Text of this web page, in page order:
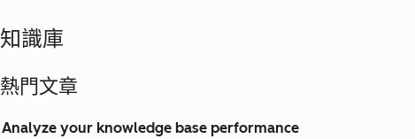
知識庫
熱門文章
Analyze your knowledge base performance